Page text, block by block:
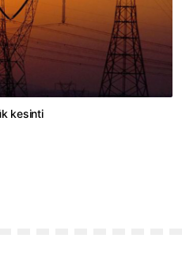
kesinti